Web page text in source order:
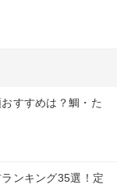
すすめは？鯛・た
ンキング35選！定